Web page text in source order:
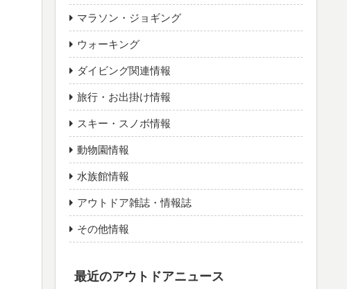
マラソン・ジョギング
ウォーキング
ダイビング関連情報
旅行・お出掛け情報
スキー・スノボ情報
動物園情報
水族館情報
アウトドア雑誌・情報誌
その他情報
最近のアウトドアニュース